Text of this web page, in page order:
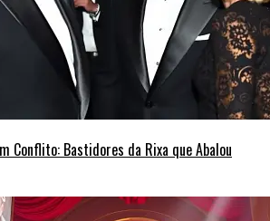
Conflito: Bastidores da Rixa que Abalou